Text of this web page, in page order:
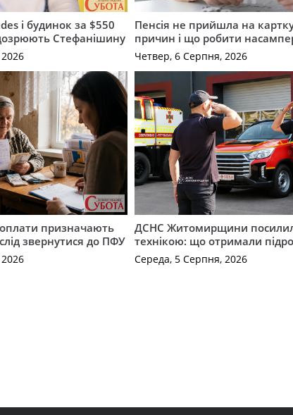
і будинок за $550
Стефанішину
Пенсія не прийшла на
причин і що робити
Четвер, 6 Серпня, 2026
призначають
звернутися до ПФУ
ДСНС Житомирщини
технікою: що отримали
Середа, 5 Серпня, 2026